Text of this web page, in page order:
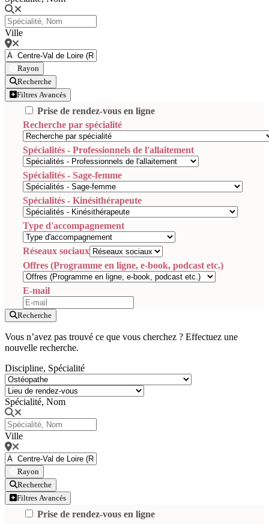
Ville
Rayon
Recherche
Filtres Avancés
Prise de rendez-vous en ligne
Recherche par spécialité
Spécialités - Professionnels de l'allaitement
Spécialités - Sage-femme
Spécialités - Kinésithérapeute
Type d'accompagnement
Réseaux sociaux
Offres (Programme en ligne, e-book, podcast etc.)
E-mail
Recherche
Vous n’avez pas trouvé ce que vous cherchez ? Effectuez une
nouvelle recherche.
Discipline, Spécialité
Spécialité, Nom
Ville
Rayon
Recherche
Filtres Avancés
Prise de rendez-vous en ligne